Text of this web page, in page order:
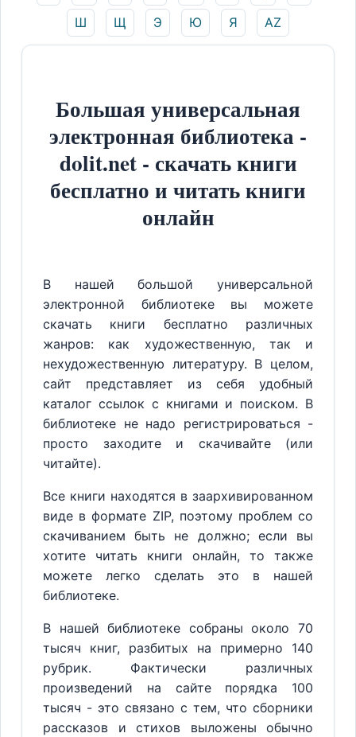
Ш
Щ Э Ю Я AZ
Большая универсальная
электронная библиотека -
dolit.net - скачать книги
бесплатно и читать книги
онлайн
В нашей большой универсальной
электронной библиотеке вы можете
скачать книги бесплатно различных
жанров: как художественную, так и
нехудожественную литературу. В целом,
сайт представляет из себя удобный
каталог ссылок с книгами и поиском. В
библиотеке не надо регистрироваться -
просто заходите и скачивайте (или
читайте).
Все книги находятся в заархивированном
виде в формате ZIP, поэтому проблем со
скачиванием быть не должно; если вы
хотите читать книги онлайн, то также
можете легко сделать это в нашей
библиотеке.
В нашей библиотеке собраны около 70
тысяч книг, разбитых на примерно 140
рубрик. Фактически различных
произведений на сайте порядка 100
тысяч - это связано с тем, что сборники
рассказов и стихов выложены обычно